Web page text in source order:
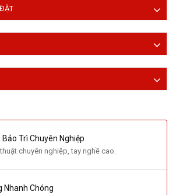
Trì Chuyên Nghiệp
chuyên nghiệp, tay nghề cao.
Nhanh Chóng